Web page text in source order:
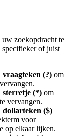
uw zoekopdracht te
specifieker of juist
vraagteken (?) om
sterretje (*) om
vervangen.
dollarteken ($)
voor
op elkaar lijken.